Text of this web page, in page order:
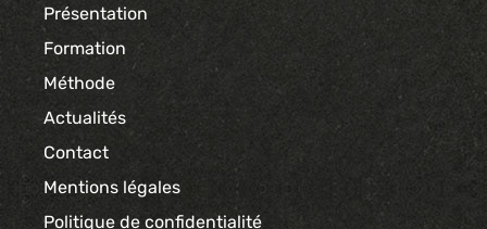
Présentation
Formation
Méthode
Actualités
Contact
Mentions légales
Politique de confidentialité